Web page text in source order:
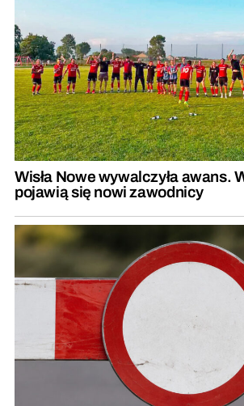
Wisła Nowe wywalczyła awans.
pojawią się nowi zawodnicy